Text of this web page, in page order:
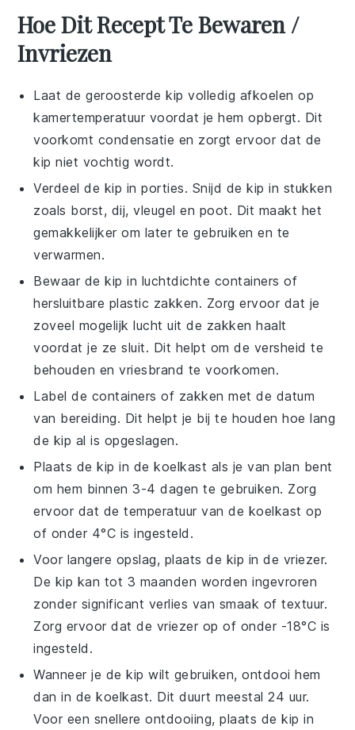
Hoe Dit Recept Te Bewaren /
Invriezen
Laat degeroosterde kip volledig afkoelen op
kamertemperatuur voordat je hem opbergt. Dit
voorkomt condensatie en zorgt ervoor dat de
kip niet vochtig wordt.
Verdeel de kip in porties. Snijd de kip in stukken
zoals borst, dij,vleugel en poot. Dit maakt het
gemakkelijker om later te gebruiken en te
verwarmen.
Bewaar de kip in luchtdichte containers of
hersluitbare plastic zakken. Zorg ervoor dat je
zoveel mogelijk lucht uit de zakken haalt
voordat je ze sluit. Dit helpt om de versheid te
behouden en vriesbrand te voorkomen.
Label de containers of zakken met de datum
van bereiding. Dit helpt je bij te houden hoe lang
de kip al is opgeslagen.
Plaats de kip in de koelkast als je van plan bent
om hem binnen 3-4 dagen te gebruiken. Zorg
ervoor dat de temperatuur van de koelkast op
of onder 4°C is ingesteld.
Voor langere opslag, plaats de kip in de vriezer.
De kip kan tot 3 maanden worden ingevroren
zonder significant verlies van smaak of textuur.
Zorg ervoor dat de vriezer op of onder -18°C is
ingesteld.
Wanneer je de kip wilt gebruiken, ontdooi hem
dan in de koelkast. Dit duurt meestal 24 uur.
Voor een snellere ontdooiing, plaats de kip in